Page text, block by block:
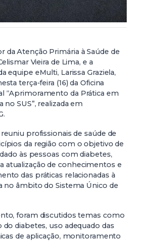
da Atenção Primária à Saúde de
Vieira de Lima, e a
equipe eMulti, Larissa Graziela,
terça-feira (16) da Oficina
“Aprimoramento da Prática em
SUS”, realizada em
profissionais de saúde de
da região com o objetivo de
às pessoas com diabetes,
atualização de conhecimentos e
das práticas relacionadas à
no âmbito do Sistema Único de
foram discutidos temas como
do diabetes, uso adequado das
de aplicação, monitoramento